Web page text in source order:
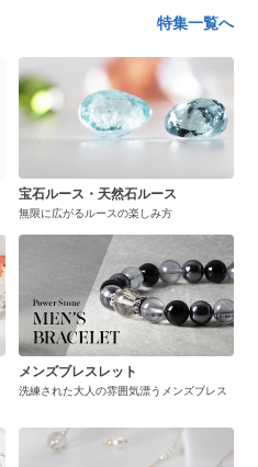
特集一覧へ
宝石ルース・天然石ルース
無限に広がるルースの楽しみ方
メンズブレスレット
洗練された大人の雰囲気漂うメンズブレス